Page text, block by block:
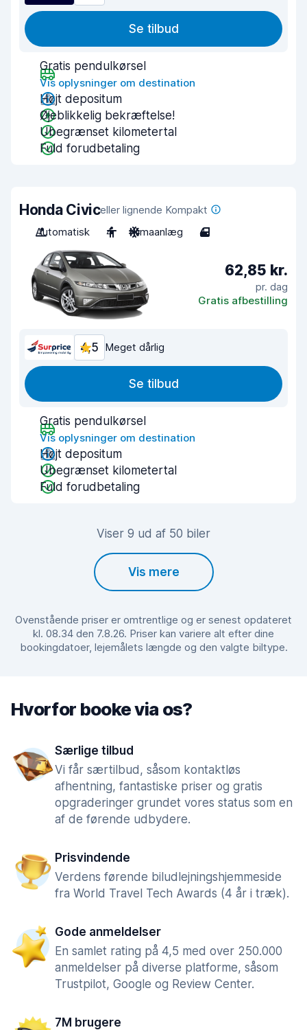
Se tilbud
Gratis pendulkørsel
Vis oplysninger om destination
Højt depositum
Øjeblikkelig bekræftelse!
Ubegrænset kilometertal
Fuld forudbetaling
Honda Civiceller lignende Kompakt
Automatisk
4 Klimaanlæg 4
62,85 kr.
pr. dag
Gratis afbestilling
4,5 Meget dårlig
Se tilbud
Gratis pendulkørsel
Vis oplysninger om destination
Højt depositum
Ubegrænset kilometertal
Fuld forudbetaling
Viser 9 ud af 50 biler
Vis mere
Ovenstående priser er omtrentlige og er senest opdateret
kl. 08.34 den 7.8.26. Priser kan variere alt efter dine
bookingdatoer, lejemålets længde og den valgte biltype.
Hvorfor booke via os?
Særlige tilbud
Vi får særtilbud, såsom kontaktløs
afhentning, fantastiske priser og gratis
opgraderinger grundet vores status som en
af de førende udbydere.
Prisvindende
Verdens førende biludlejningshjemmeside
fra World Travel Tech Awards (4 år i træk).
Gode anmeldelser
En samlet rating på 4,5 med over 250.000
anmeldelser på diverse platforme, såsom
Trustpilot, Google og Review Center.
7M brugere